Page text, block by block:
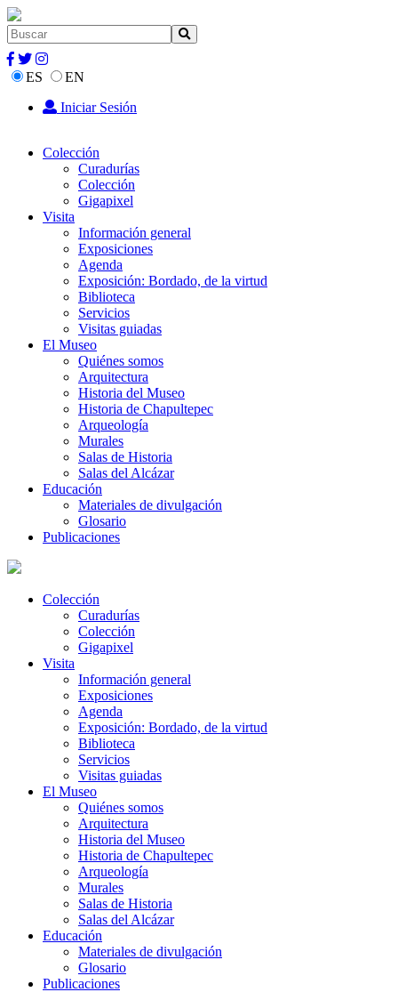
ES
EN
Iniciar Sesión
Colección
Curadurías
Colección
Gigapixel
Visita
Información general
Exposiciones
Agenda
Exposición: Bordado, de la virtud
Biblioteca
Servicios
Visitas guiadas
El Museo
Quiénes somos
Arquitectura
Historia del Museo
Historia de Chapultepec
Arqueología
Murales
Salas de Historia
Salas del Alcázar
Educación
Materiales de divulgación
Glosario
Publicaciones
Colección
Curadurías
Colección
Gigapixel
Visita
Información general
Exposiciones
Agenda
Exposición: Bordado, de la virtud
Biblioteca
Servicios
Visitas guiadas
El Museo
Quiénes somos
Arquitectura
Historia del Museo
Historia de Chapultepec
Arqueología
Murales
Salas de Historia
Salas del Alcázar
Educación
Materiales de divulgación
Glosario
Publicaciones